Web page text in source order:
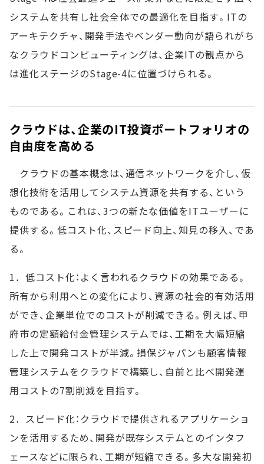
システムを共有し社会全体での最適化を目指す。ITの
アーキテクチャ、開発手法やベンダー動向が語られがち
なクラウドコンピューティングは、企業ITの観点から
は進化ステージのStage-4に位置づけられる。
クラウドは、企業のIT投資ポートフォリオの
自由度を高める
クラウドの基本概念は、通信ネットワークを介し、仮
想化技術を活用してシステム資源を共有する、という
ものである。これは、3つの新たな価値をITユーザーに
提供する。低コスト化、スピード向上、知見の移入、であ
る。
1．低コスト化：よく言われるクラウドの効果である。
所有から利用へとの変化により、資源の社会的有効活用
ができ、企業単位でのコストが削減できる。例えば、甲
府市の定額給付金管理システムでは、工期を大幅短縮
した上で開発コストが半減。損保ジャパンも顧客情報
管理システムをクラウドで構築し、自前と比べ開発運
用コストの7割削減を目指す。
2．スピード化：クラウドで提供されるアプリケーショ
ンを活用するため、開発が既存システムとのインタフ
ェースなどに限られ、工期が短縮できる。多大な開発初